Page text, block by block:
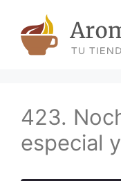
content
423.
especial